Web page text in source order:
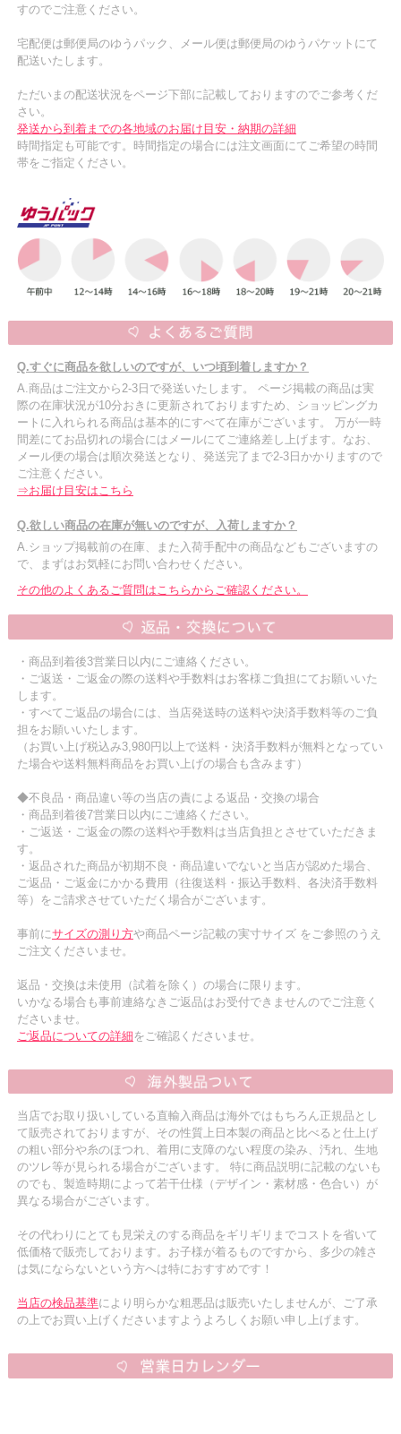
すのでご注意ください。
宅配便は郵便局のゆうパック、メール便は郵便局のゆうパケットにて
配送いたします。
ただいまの配送状況をページ下部に記載しておりますのでご参考くだ
さい。
発送から到着までの各地域のお届け目安・納期の詳細
時間指定も可能です。時間指定の場合には注文画面にてご希望の時間
帯をご指定ください。
Q.すぐに商品を欲しいのですが、いつ頃到着しますか？
A.商品はご注文から2-3日で発送いたします。 ページ掲載の商品は実
際の在庫状況が10分おきに更新されておりますため、ショッピングカ
ートに入れられる商品は基本的にすべて在庫がございます。 万が一時
間差にてお品切れの場合にはメールにてご連絡差し上げます。なお、
メール便の場合は順次発送となり、発送完了まで2-3日かかりますので
ご注意ください。
⇒お届け目安はこちら
Q.欲しい商品の在庫が無いのですが、入荷しますか？
A.ショップ掲載前の在庫、また入荷手配中の商品などもございますの
で、まずはお気軽にお問い合わせください。
その他のよくあるご質問はこちらからご確認ください。
・商品到着後3営業日以内にご連絡ください。
・ご返送・ご返金の際の送料や手数料はお客様ご負担にてお願いいた
します。
・すべてご返品の場合には、当店発送時の送料や決済手数料等のご負
担をお願いいたします。
（お買い上げ税込み3,980円以上で送料・決済手数料が無料となってい
た場合や送料無料商品をお買い上げの場合も含みます）
◆不良品・商品違い等の当店の責による返品・交換の場合
・商品到着後7営業日以内にご連絡ください。
・ご返送・ご返金の際の送料や手数料は当店負担とさせていただきま
す。
・返品された商品が初期不良・商品違いでないと当店が認めた場合、
ご返品・ご返金にかかる費用（往復送料・振込手数料、各決済手数料
等）をご請求させていただく場合がございます。
事前にサイズの測り方や商品ページ記載の実寸サイズ をご参照のうえ
ご注文くださいませ。
返品・交換は未使用（試着を除く）の場合に限ります。
いかなる場合も事前連絡なきご返品はお受付できませんのでご注意く
ださいませ。
ご返品についての詳細をご確認くださいませ。
当店でお取り扱いしている直輸入商品は海外ではもちろん正規品とし
て販売されておりますが、その性質上日本製の商品と比べると仕上げ
の粗い部分や糸のほつれ、着用に支障のない程度の染み、汚れ、生地
のツレ等が見られる場合がございます。 特に商品説明に記載のないも
のでも、製造時期によって若干仕様（デザイン・素材感・色合い）が
異なる場合がございます。
その代わりにとても見栄えのする商品をギリギリまでコストを省いて
低価格で販売しております。お子様が着るものですから、多少の雑さ
は気にならないという方へは特におすすめです！
当店の検品基準により明らかな粗悪品は販売いたしませんが、ご了承
の上でお買い上げくださいますようよろしくお願い申し上げます。